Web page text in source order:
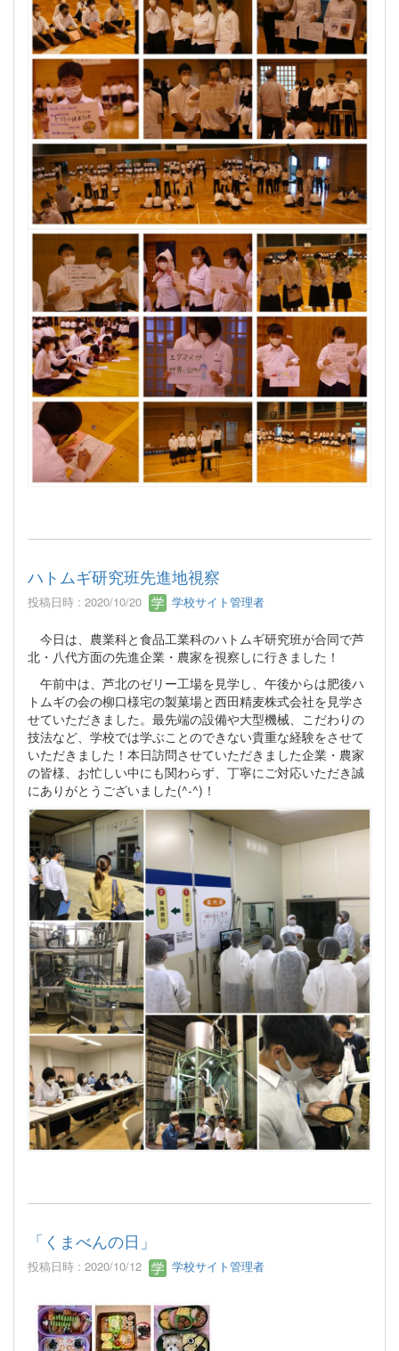
ハトムギ研究班先進地視察
投稿日時 : 2020/10/20 学校サイト管理者
今日は、農業科と食品工業科のハトムギ研究班が合同で芦
北・八代方面の先進企業・農家を視察しに行きました！
午前中は、芦北のゼリー工場を見学し、午後からは肥後ハ
トムギの会の柳口様宅の製菓場と西田精麦株式会社を見学さ
せていただきました。最先端の設備や大型機械、こだわりの
技法など、学校では学ぶことのできない貴重な経験をさせて
いただきました！本日訪問させていただきました企業・農家
の皆様、お忙しい中にも関わらず、丁寧にご対応いただき誠
にありがとうございました(^-^)！
「くまべんの日」
投稿日時 : 2020/10/12 学校サイト管理者